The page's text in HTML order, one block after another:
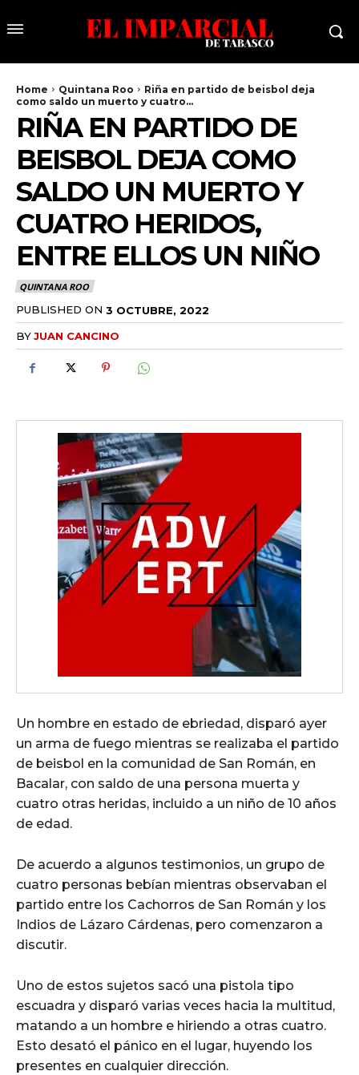
Home Quintana Roo
Riña en partido de beisbol deja
como saldo un muerto y cuatro...
RIÑA EN PARTIDO DE
BEISBOL DEJA COMO
SALDO UN MUERTO Y
CUATRO HERIDOS,
ENTRE ELLOS UN NIÑO
QUINTANA ROO
PUBLISHED ON 3 OCTUBRE, 2022
BYJUAN CANCINO
Un hombre en estado de ebriedad, disparó ayer
un arma de fuego mientras se realizaba el partido
de beisbol en la comunidad de San Román, en
Bacalar, con saldo de una persona muerta y
cuatro otras heridas, incluido a un niño de 10 años
de edad.
De acuerdo a algunos testimonios, un grupo de
cuatro personas bebían mientras observaban el
partido entre los Cachorros de San Román y los
Indios de Lázaro Cárdenas, pero comenzaron a
discutir.
Uno de estos sujetos sacó una pistola tipo
escuadra y disparó varias veces hacia la multitud,
matando a un hombre e hiriendo a otras cuatro.
Esto desató el pánico en el lugar, huyendo los
presentes en cualquier dirección.